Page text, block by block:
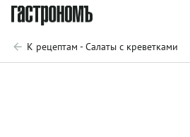
К рецептам - Салаты с креветками